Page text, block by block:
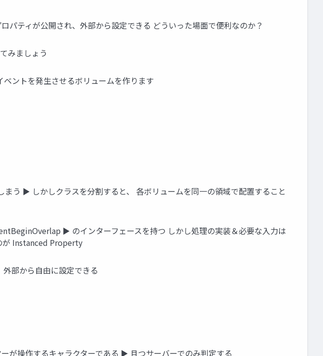
ティが公開され、外部から設定できる どういった場面で便利なのか？
みましょう
ントを発生させるボリュームを作ります
う ► しかしクラスを分割すると、 各ボリュームを同一の領域で配置すること
► のインターフェースを持つ しかし処理の実装＆必要な入力は
が Instanced Property
部から自由に設定できる
が操作するキャラクターである ► 且つサーバーでのみ判定する